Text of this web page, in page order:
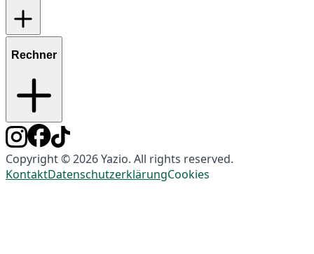
Rechner
Copyright © 2026 Yazio. All rights reserved.
KontaktDatenschutzerklärungCookies